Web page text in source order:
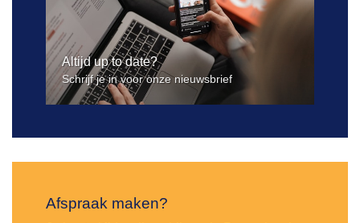
Altijd up to date?
Schrijf je in voor onze nieuwsbrief
Afspraak maken?